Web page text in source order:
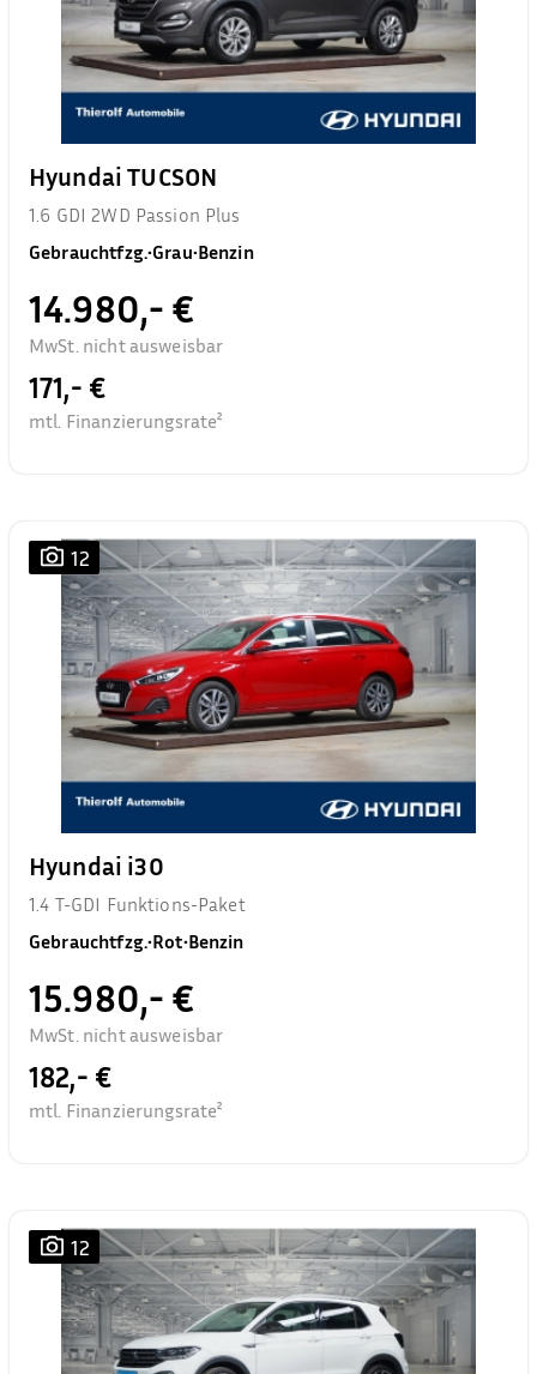
Hyundai TUCSON
1.6 GDI 2WD Passion Plus
Gebrauchtfzg.•Grau•Benzin
14.980,- €
MwSt. nicht ausweisbar
171,- €
mtl. Finanzierungsrate²
12
Hyundai i30
1.4 T-GDI Funktions-Paket
Gebrauchtfzg.•Rot•Benzin
15.980,- €
MwSt. nicht ausweisbar
182,- €
mtl. Finanzierungsrate²
12